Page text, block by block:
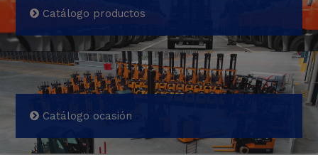
Catálogo productos
Catálogo ocasión